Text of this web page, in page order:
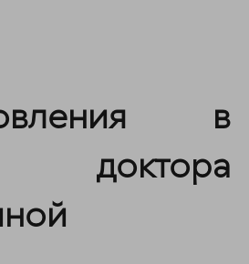
в
доктора